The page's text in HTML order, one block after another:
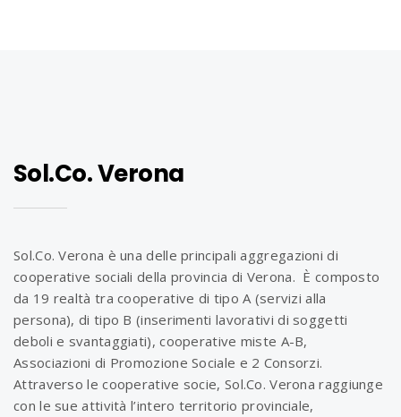
Sol.Co. Verona
Sol.Co. Verona è una delle principali aggregazioni di
cooperative sociali della provincia di Verona. È composto
da 19 realtà tra cooperative di tipo A (servizi alla
persona), di tipo B (inserimenti lavorativi di soggetti
deboli e svantaggiati), cooperative miste A-B,
Associazioni di Promozione Sociale e 2 Consorzi.
Attraverso le cooperative socie, Sol.Co. Verona raggiunge
con le sue attività l’intero territorio provinciale,